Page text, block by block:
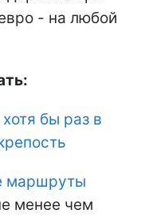
- на любой
бы раз в
маршруты
менее чем